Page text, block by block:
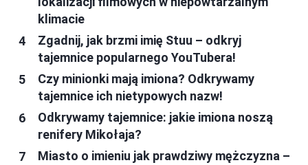
klimacie
Zgadnij, jak brzmi imię Stuu – odkryj
tajemnice popularnego YouTubera!
Czy minionki mają imiona? Odkrywamy
tajemnice ich nietypowych nazw!
Odkrywamy tajemnice: jakie imiona noszą
renifery Mikołaja?
Miasto o imieniu jak prawdziwy mężczyzna –